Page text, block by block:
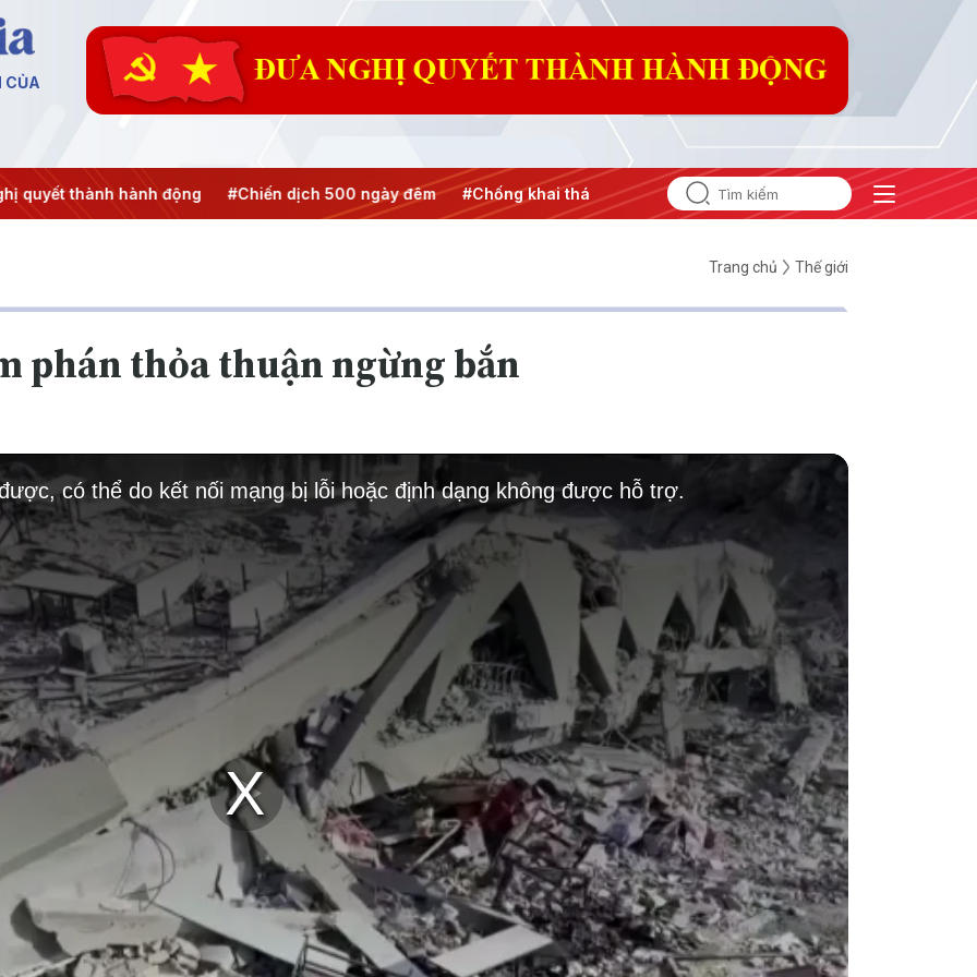
CỦA
quyết thành hành động #Chiến dịch 500 ngày đêm #Chống khai thác IUU #Căng thẳng Trung Đông #An ninh năng
Trang chủ Thế giới
phán thỏa thuận ngừng bắn
Play
Video
có thể do kết nối mạng bị lỗi hoặc định dạng không được hỗ trợ.